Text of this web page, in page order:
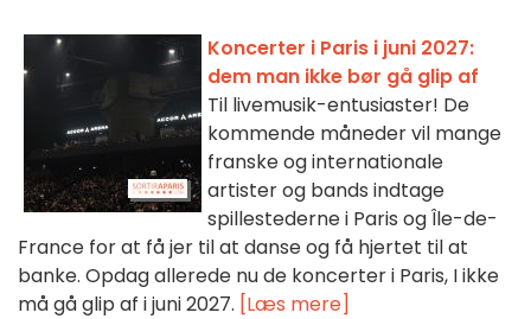
Koncerter i Paris i juni 2027:
dem man ikke bør gå glip af
Til livemusik-entusiaster! De
kommende måneder vil mange
franske og internationale
artister og bands indtage
spillestederne i Paris og Île-de-
France for at få jer til at danse og få hjertet til at
banke. Opdag allerede nu de koncerter i Paris, I ikke
må gå glip af i juni 2027. [Læs mere]